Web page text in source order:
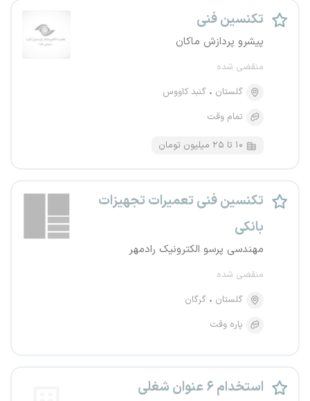
تکنسین فنی
پیشرو پردازش ماکان
منقضی شده
گلستان
گنبد کاووس
تمام وقت
۱۰ تا ۲۵ میلیون تومان
تکنسین فنی تعمیرات تجهیزات
بانکی
مهندسی پرسو الکترونیک رادمهر
منقضی شده
گلستان
گرگان
پاره وقت
استخدام ۶ عنوان شغلی